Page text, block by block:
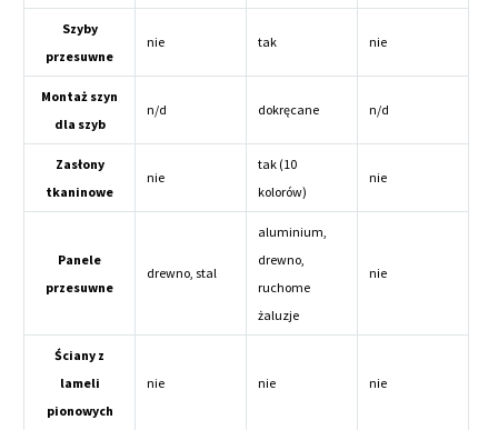
Szyby
przesuwne
nie tak nie
Montaż szyn
dla szyb
n/d dokręcane n/d
Zasłony
tkaninowe
nie
tak (10
kolorów)
nie
Panele
przesuwne
drewno, stal
aluminium,
drewno,
ruchome
żaluzje
nie
Ściany z
lameli
pionowych
nie nie nie